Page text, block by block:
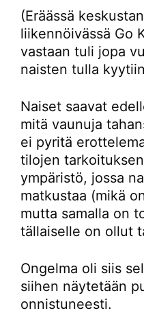
(Eräässä
liikennöivässä Go
vastaan tuli jopa
naisten tulla
Naiset saavat
mitä vaunuja
ei pyritä
tilojen
ympäristö, jossa
matkustaa (mikä
mutta samalla on
tällaiselle on ollut
Ongelma oli siis
siihen näytetään
onnistuneesti.